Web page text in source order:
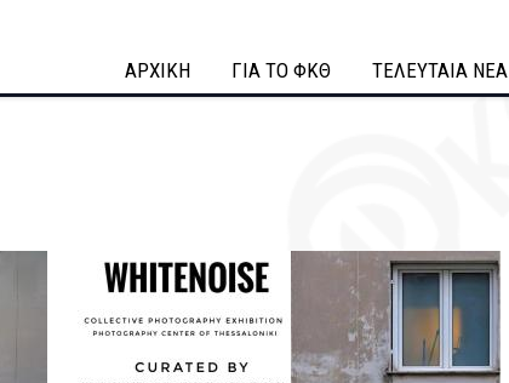
ΑΡΧΙΚΗ ΓΙΑ ΤΟ ΦΚΘ ΤΕΛΕΥΤΑΙΑ ΝΕΑ